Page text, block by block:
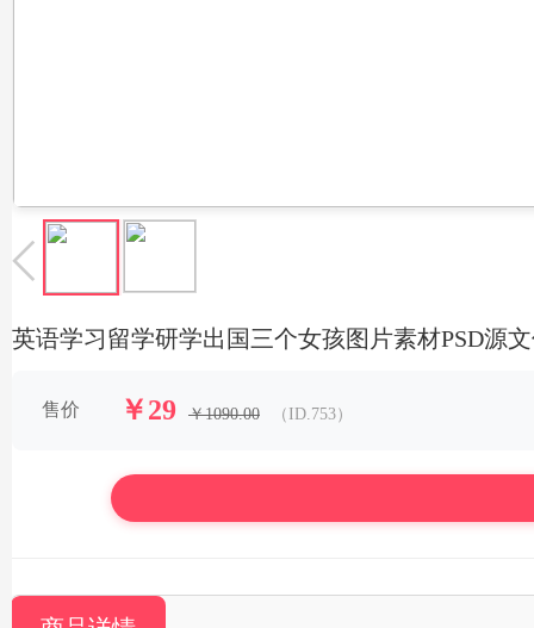
英语学习留学研学出国三个女孩图片素材PSD源
售价 ￥29 ￥1090.00 （ID.753）